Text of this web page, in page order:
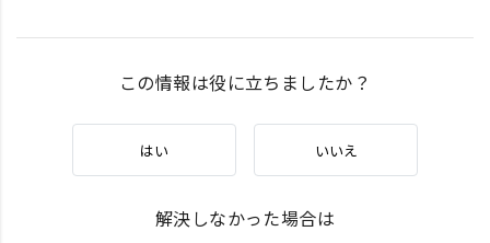
この情報は役に立ちましたか？
はい いいえ
解決しなかった場合は